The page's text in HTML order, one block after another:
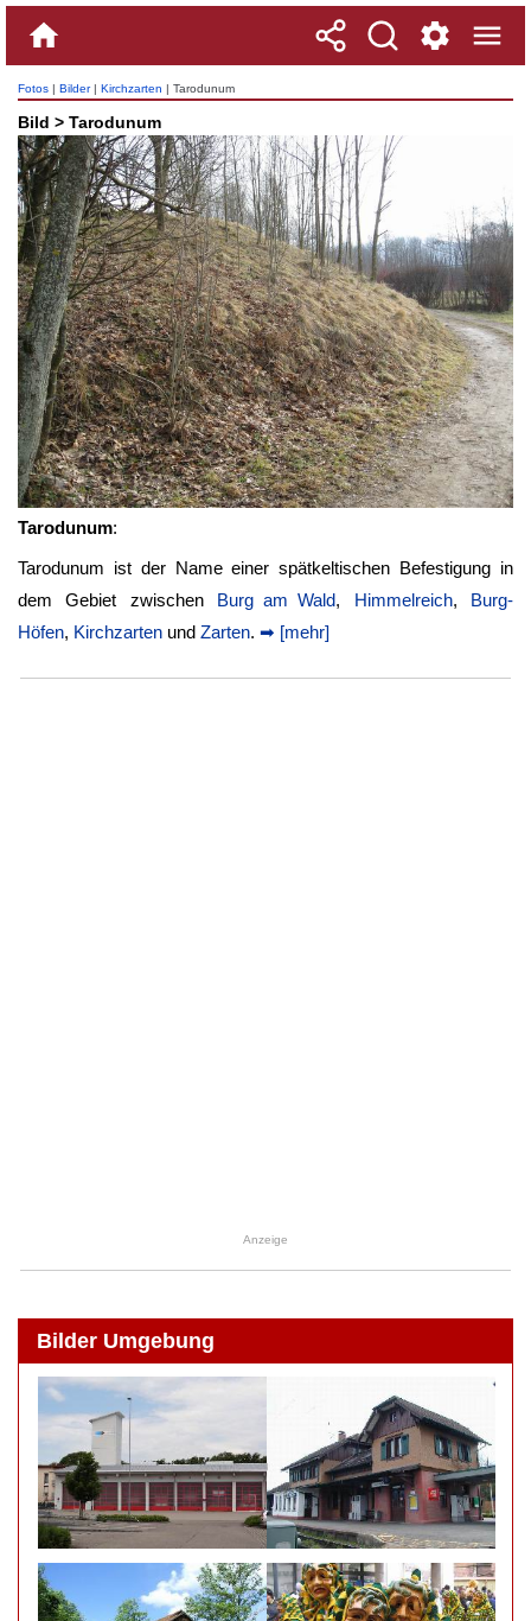
Fotos | Bilder| Kirchzarten | Tarodunum
Bild > Tarodunum
Tarodunum:
Tarodunum ist der Name einer spätkeltischen Befestigung in
dem Gebiet zwischen Burg am Wald, Himmelreich, Burg-
Höfen, Kirchzarten und Zarten. ➡ [mehr]
Anzeige
Bilder Umgebung